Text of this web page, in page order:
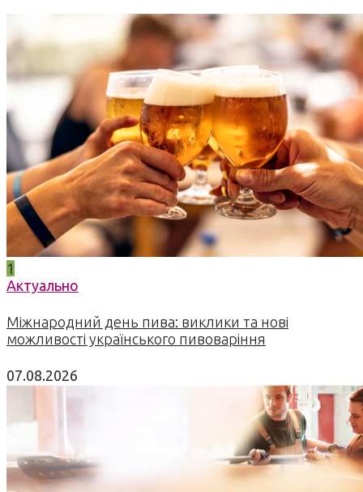
1
Актуально
Міжнародний день пива: виклики та нові
можливості українського пивоваріння
07.08.2026